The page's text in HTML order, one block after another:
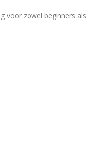
voor zowel beginners als